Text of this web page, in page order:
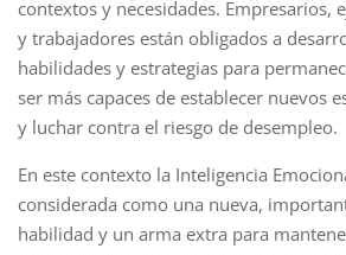
contextos y necesidades. Empresarios,
y trabajadores están obligados a
habilidades y estrategias para
ser más capaces de establecer nuevos
y luchar contra el riesgo de desempleo.
En este contexto la Inteligencia
considerada como una nueva,
habilidad y un arma extra para